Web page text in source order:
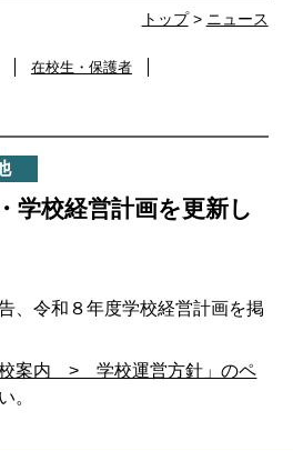
トップ> ニュース
在校生・保護者
学校経営計画を更新し
、令和８年度学校経営計画を掲
校案内 > 学校運営方針」のペ
。